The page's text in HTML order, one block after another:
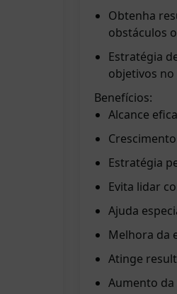
Obtenha
obstáculos
Estratégia
objetivos
Benefícios:
Alcance
Estratégia
Evita lidar
Ajuda
Melhora da
Atinge
Aumento